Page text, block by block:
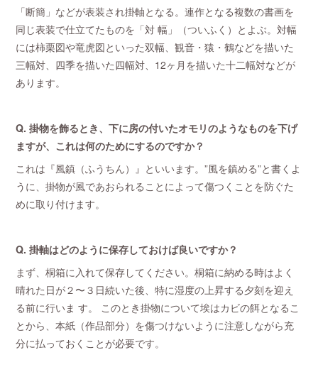
「断簡」などが表装され掛軸となる。連作となる複数の書画を
同じ表装で仕立てたものを「対 幅」（ついふく）とよぶ。対幅
には柿栗図や竜虎図といった双幅、観音・猿・鶴などを描いた
三幅対、四季を描いた四幅対、12ヶ月を描いた十二幅対などが
あります。
Q. 掛物を飾るとき、下に房の付いたオモリのようなものを下げ
ますが、これは何のためにするのですか？
これは『風鎮（ふうちん）』といいます。”風を鎮める”と書くよ
うに、掛物が風であおられることによって傷つくことを防ぐた
めに取り付けます。
Q. 掛軸はどのように保存しておけば良いですか？
まず、桐箱に入れて保存してください。桐箱に納める時はよく
晴れた日が２〜３日続いた後、特に湿度の上昇する夕刻を迎え
る前に行いま す。 このとき掛物について埃はカビの餌となるこ
とから、本紙（作品部分）を傷つけないように注意しながら充
分に払っておくことが必要です。